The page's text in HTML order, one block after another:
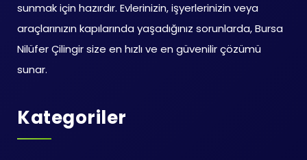
sunmak için hazırdır. Evlerinizin, işyerlerinizin veya
araçlarınızın kapılarında yaşadığınız sorunlarda, Bursa
Nilüfer Çilingir size en hızlı ve en güvenilir çözümü
sunar.
Kategoriler